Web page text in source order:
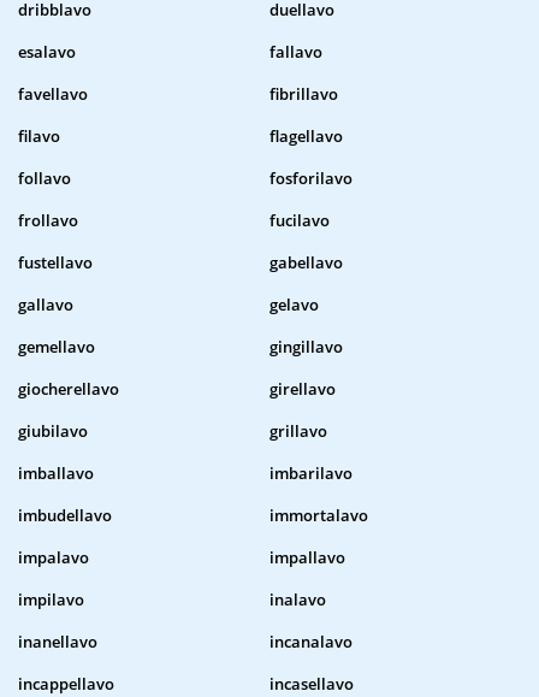
dribblavo
duellavo
esalavo
fallavo
favellavo
fibrillavo
filavo
flagellavo
follavo
fosforilavo
frollavo
fucilavo
fustellavo
gabellavo
gallavo
gelavo
gemellavo
gingillavo
giocherellavo
girellavo
giubilavo
grillavo
imballavo
imbarilavo
imbudellavo
immortalavo
impalavo
impallavo
impilavo
inalavo
inanellavo
incanalavo
incappellavo
incasellavo